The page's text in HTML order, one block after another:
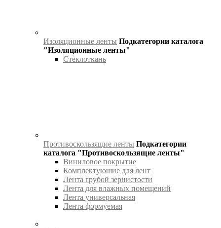
Изоляционные ленты Подкатегории каталога
"Изоляционные ленты"
Стеклоткань
Противоскользящие ленты Подкатегории
каталога "Противоскользящие ленты"
Виниловое покрытие
Комплектуюшие для лент
Лента грубой зернистости
Лента для влажных помещений
Лента универсальная
Лента формуемая